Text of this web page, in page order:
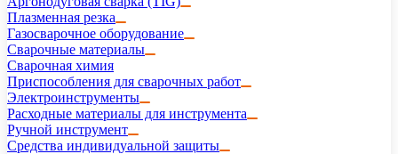
Плазменная резка
Газосварочное оборудование
Сварочные материалы
Сварочная химия
Приспособления для сварочных работ
Электроинструменты
Расходные материалы для инструмента
Ручной инструмент
Средства индивидуальной защиты